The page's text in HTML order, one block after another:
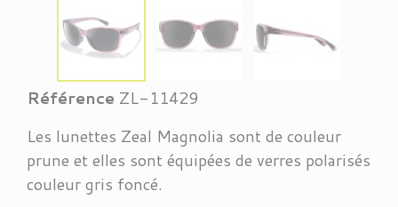
Référence ZL-11429
Les lunettes Zeal Magnolia sont de couleur
prune et elles sont équipées de verres polarisés
couleur gris foncé.